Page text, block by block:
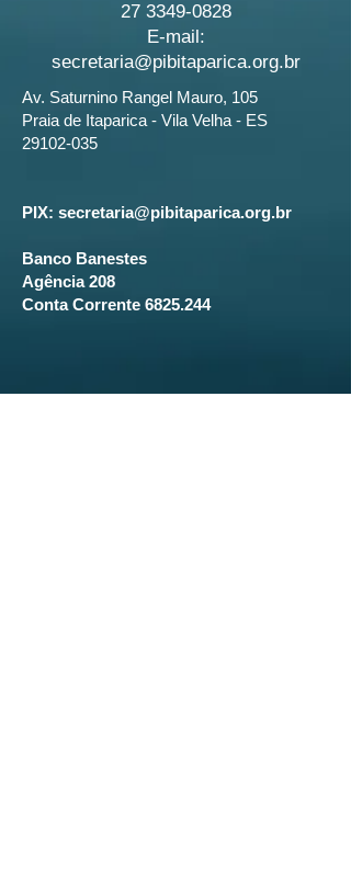
27 3349-0828
E-mail:
secretaria@pibitaparica.org.br
Av. Saturnino Rangel Mauro, 105
Praia de Itaparica - Vila Velha - ES
29102-035
PIX: secretaria@pibitaparica.org.br
Banco Banestes
Agência 208
Conta Corrente 6825.244